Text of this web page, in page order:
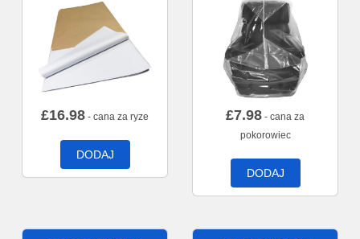
£16.98 - cana za ryze
DODAJ
£7.98 - cana za
pokorowiec
DODAJ